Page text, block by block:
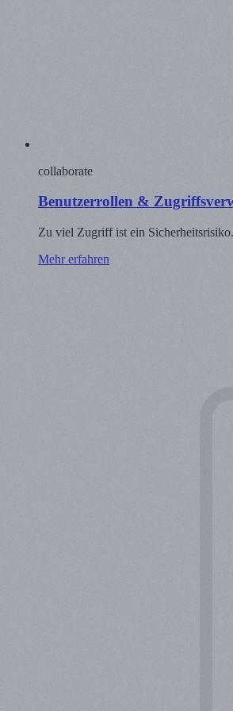
collaborate
Benutzerrollen &
Zu viel Zugriff ist ein
Mehr erfahren